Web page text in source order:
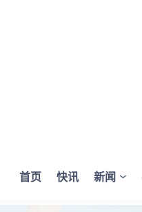
首页 快讯 新闻